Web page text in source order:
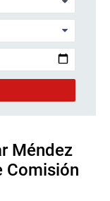
Méndez
Comisión